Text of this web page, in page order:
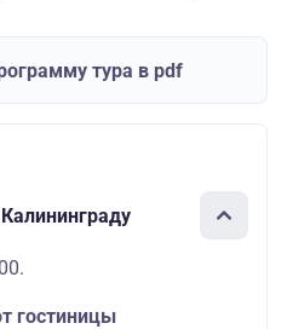
тура в pdf
гостиницы